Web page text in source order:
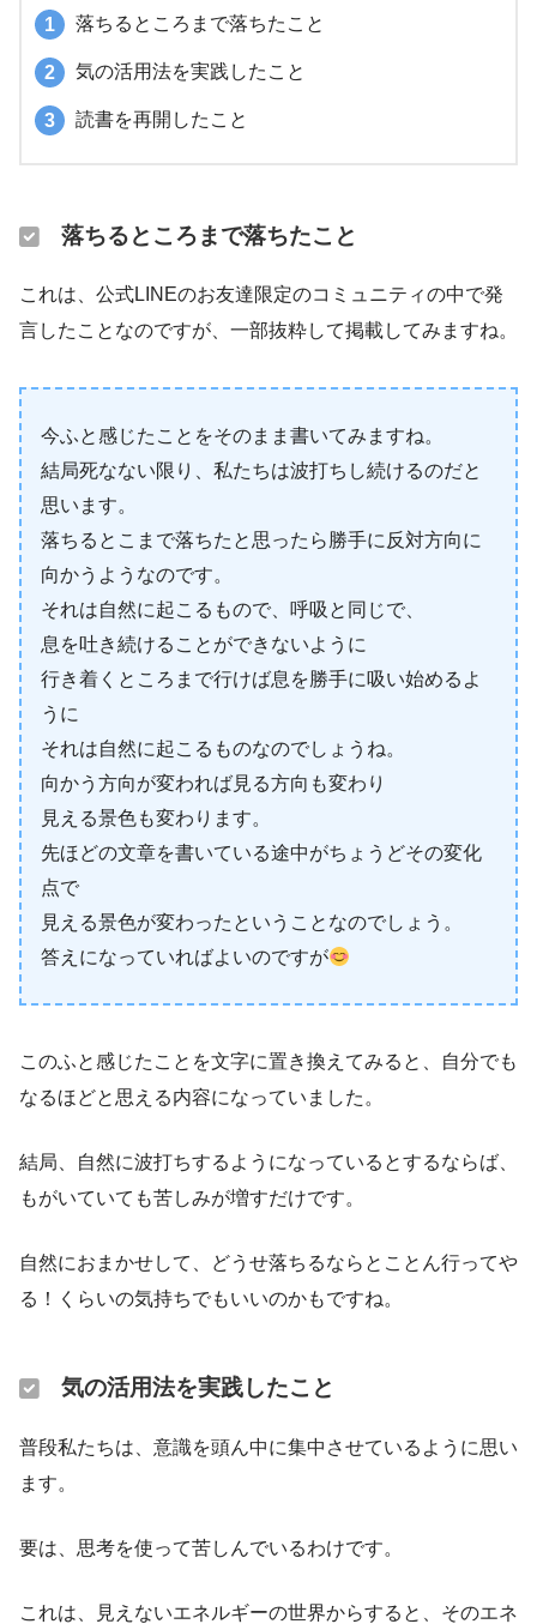
落ちるところまで落ちたこと
気の活用法を実践したこと
読書を再開したこと
落ちるところまで落ちたこと
これは、公式LINEのお友達限定のコミュニティの中で発
言したことなのですが、一部抜粋して掲載してみますね。
今ふと感じたことをそのまま書いてみますね。
結局死なない限り、私たちは波打ちし続けるのだと
思います。
落ちるとこまで落ちたと思ったら勝手に反対方向に
向かうようなのです。
それは自然に起こるもので、呼吸と同じで、
息を吐き続けることができないように
行き着くところまで行けば息を勝手に吸い始めるよ
うに
それは自然に起こるものなのでしょうね。
向かう方向が変われば見る方向も変わり
見える景色も変わります。
先ほどの文章を書いている途中がちょうどその変化
点で
見える景色が変わったということなのでしょう。
答えになっていればよいのですが
このふと感じたことを文字に置き換えてみると、自分でも
なるほどと思える内容になっていました。
結局、自然に波打ちするようになっているとするならば、
もがいていても苦しみが増すだけです。
自然におまかせして、どうせ落ちるならとことん行ってや
る！くらいの気持ちでもいいのかもですね。
気の活用法を実践したこと
普段私たちは、意識を頭ん中に集中させているように思い
ます。
要は、思考を使って苦しんでいるわけです。
これは、見えないエネルギーの世界からすると、そのエネ